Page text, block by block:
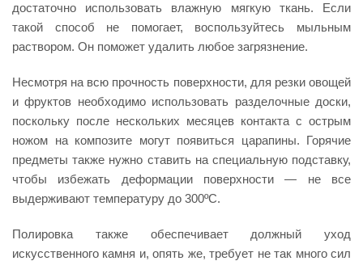
достаточно использовать влажную мягкую ткань. Если
такой способ не помогает, воспользуйтесь мыльным
раствором. Он поможет удалить любое загрязнение.
Несмотря на всю прочность поверхности, для резки овощей
и фруктов необходимо использовать разделочные доски,
поскольку после нескольких месяцев контакта с острым
ножом на композите могут появиться царапины. Горячие
предметы также нужно ставить на специальную подставку,
чтобы избежать деформации поверхности — не все
выдерживают температуру до 300ºC.
Полировка также обеспечивает должный уход
искусственного камня и, опять же, требует не так много сил